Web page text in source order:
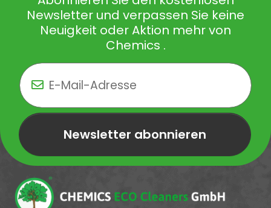
Newsletter und verpassen Sie keine
Neuigkeit oder Aktion mehr von
Chemics .
Newsletter abonnieren
Newsletter Newsletter abonnieren